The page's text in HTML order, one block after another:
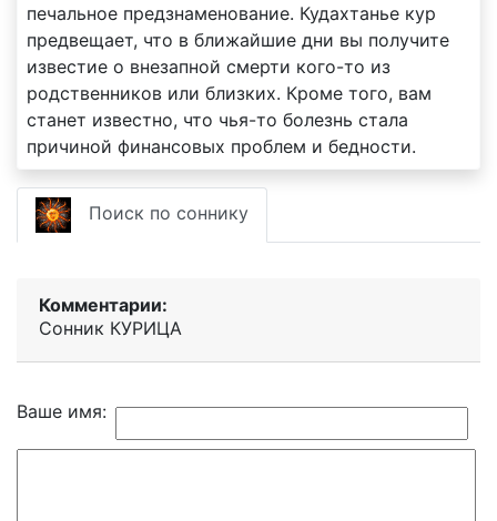
печальное предзнаменование. Кудахтанье кур
предвещает, что в ближайшие дни вы получите
известие о внезапной смерти кого-то из
родственников или близких. Кроме того, вам
станет известно, что чья-то болезнь стала
причиной финансовых проблем и бедности.
Поиск по соннику
Комментарии:
Сонник КУРИЦА
Ваше имя: